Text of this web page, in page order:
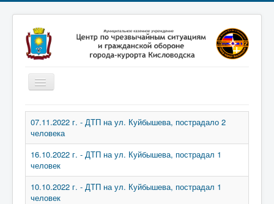
Включить/
выключить
Главная
Новости
Законодательство
Обучение населения
Профилактика терроризма
07.11.2022 г. - ДТП на ул. Куйбышева, пострадало 2
человека
16.10.2022 г. - ДТП на ул. Куйбышева, пострадал 1
человек
10.10.2022 г. - ДТП на ул. Куйбышева, пострадал 1
человек